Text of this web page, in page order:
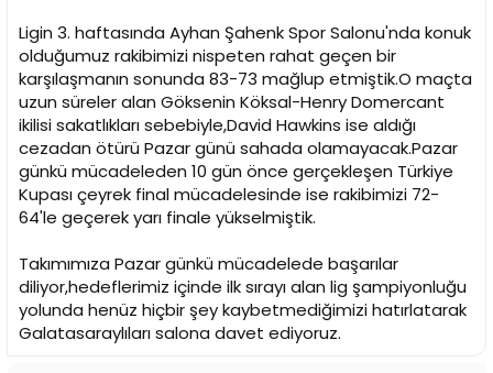
Ligin 3. haftasında Ayhan Şahenk Spor Salonu'nda konuk
olduğumuz rakibimizi nispeten rahat geçen bir
karşılaşmanın sonunda 83-73 mağlup etmiştik.O maçta
uzun süreler alan Göksenin Köksal-Henry Domercant
ikilisi sakatlıkları sebebiyle,David Hawkins ise aldığı
cezadan ötürü Pazar günü sahada olamayacak.Pazar
günkü mücadeleden 10 gün önce gerçekleşen Türkiye
Kupası çeyrek final mücadelesinde ise rakibimizi 72-
64'le geçerek yarı finale yükselmiştik.
Takımımıza Pazar günkü mücadelede başarılar
diliyor,hedeflerimiz içinde ilk sırayı alan lig şampiyonluğu
yolunda henüz hiçbir şey kaybetmediğimizi hatırlatarak
Galatasaraylıları salona davet ediyoruz.